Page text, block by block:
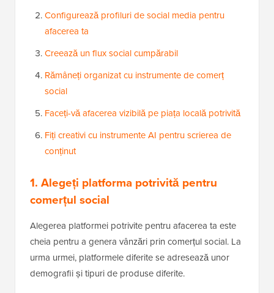
Configurează profiluri de social media pentru
afacerea ta
Creează un flux social cumpărabil
Rămâneți organizat cu instrumente de comerț
social
Faceți-vă afacerea vizibilă pe piața locală potrivită
Fiți creativi cu instrumente AI pentru scrierea de
conținut
1. Alegeți platforma potrivită pentru
comerțul social
Alegerea platformei potrivite pentru afacerea ta este
cheia pentru a genera vânzări prin comerțul social. La
urma urmei, platformele diferite se adresează unor
demografii și tipuri de produse diferite.